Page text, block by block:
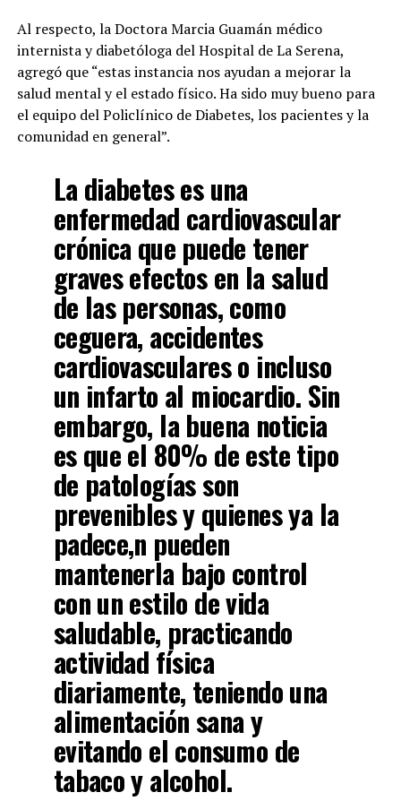
Al respecto, la Doctora Marcia Guamán médico
internista y diabetóloga del Hospital de La Serena,
agregó que “estas instancia nos ayudan a mejorar la
salud mental y el estado físico. Ha sido muy bueno para
el equipo del Policlínico de Diabetes, los pacientes y la
comunidad en general”.
La diabetes es una
enfermedad cardiovascular
crónica que puede tener
graves efectos en la salud
de las personas, como
ceguera, accidentes
cardiovasculares o incluso
un infarto al miocardio. Sin
embargo, la buena noticia
es que el 80% de este tipo
de patologías son
prevenibles y quienes ya la
padece,n pueden
mantenerla bajo control
con un estilo de vida
saludable, practicando
actividad física
diariamente, teniendo una
alimentación sana y
evitando el consumo de
tabaco y alcohol.